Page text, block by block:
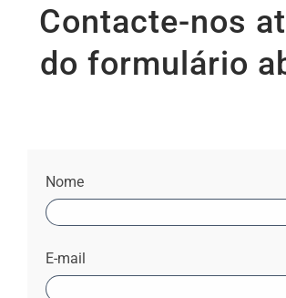
Contacte-nos
do formulário
Nome
E-mail